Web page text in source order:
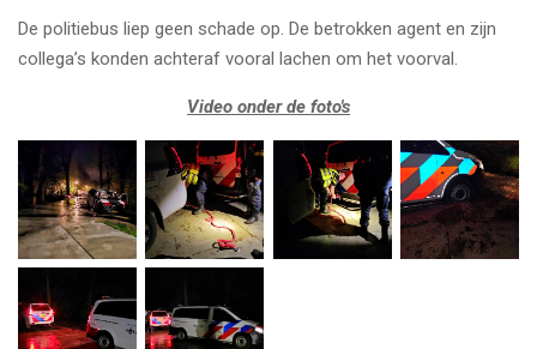
De politiebus liep geen schade op. De betrokken agent en zijn
collega’s konden achteraf vooral lachen om het voorval.
Video onder de foto's